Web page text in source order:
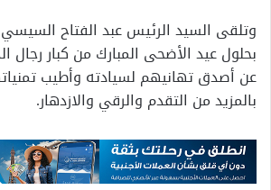
وتلقى السيد الرئيس عبد الفتاح
بحلول عيد الأضحى المبارك من كبار رجال
عن أصدق تهانيهم لسيادته وأطيب
بالمزيد من التقدم والرقي والازدهار.